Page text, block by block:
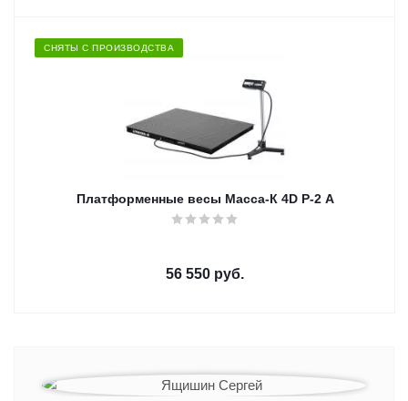
СНЯТЫ С ПРОИЗВОДСТВА
Платформенные весы Масса-К 4D P-2 A
56 550 руб.